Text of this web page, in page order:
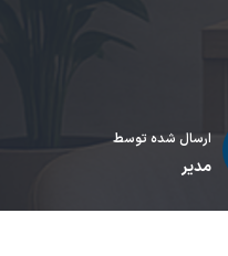
ارسال شده توسط
مدیر